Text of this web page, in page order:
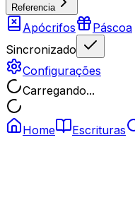
Referencia
Apócrifos
Páscoa
Sincronizado
Configurações
Carregando...
Home Escrituras